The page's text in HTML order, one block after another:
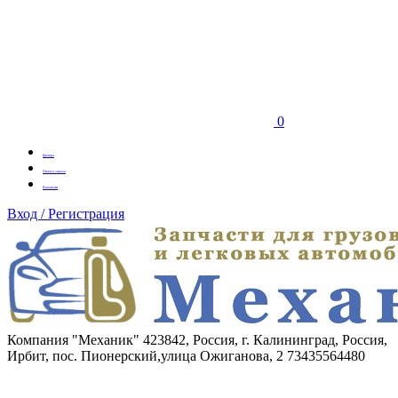
0
Бренды
Оплата заказа
Вакансии
Вход / Регистрация
Компания "Механик" 423842, Россия, г. Калининград, Россия,
Ирбит, пос. Пионерский,улица Ожиганова, 2 73435564480